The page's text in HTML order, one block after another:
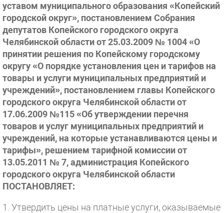
уставом муниципального образования «Копейский
городской округ», постановлением Собрания
депутатов Копейского городского округа
Челябинской области от 25.03.2009 № 1004 «О
принятии решения по Копейскому городскому
округу «О порядке установления цен и тарифов на
товары и услуги муниципальных предприятий и
учреждений», постановлением главы Копейского
городского округа Челябинской области от
17.06.2009 №115 «Об утверждении перечня
товаров и услуг муниципальных предприятий и
учреждений, на которые устанавливаются цены и
тарифы», решением тарифной комиссии от
13.05.2011 № 7, администрация Копейского
городского округа Челябинской области
ПОСТАНОВЛЯЕТ:
1. Утвердить цены на платные услуги, оказываемые